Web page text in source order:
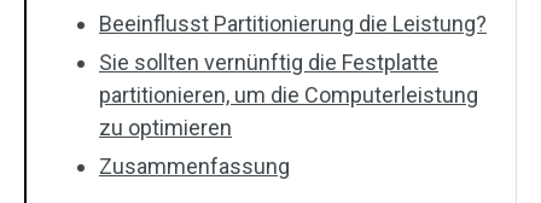
Beeinflusst Partitionierung die Leistung?
Sie sollten vernünftig die Festplatte
partitionieren, um die Computerleistung
zu optimieren
Zusammenfassung